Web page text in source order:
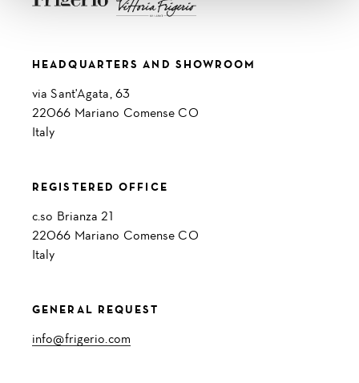
HEADQUARTERS AND SHOWROOM
via Sant'Agata, 63
22066 Mariano Comense CO
Italy
REGISTERED OFFICE
c.so Brianza 21
22066 Mariano Comense CO
Italy
GENERAL REQUEST
info@frigerio.com